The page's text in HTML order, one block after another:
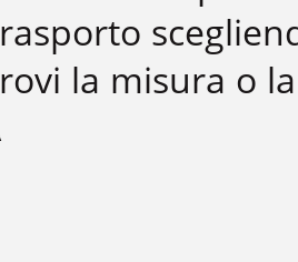
la misura o